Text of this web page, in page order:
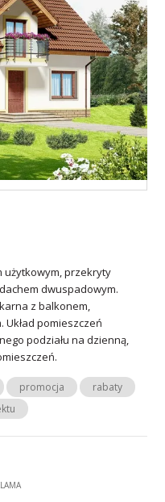
użytkowym, przekryty
dwuspadowym.
z balkonem,
Układ pomieszczeń
podziału na dzienną,
promocja
rabaty